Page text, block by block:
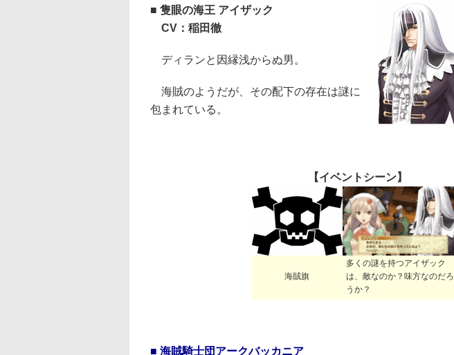
■ 隻眼の海王 アイザック
CV：稲田徹
ディランと因縁浅からぬ男。
海賊のようだが、その配下の存在は謎に
包まれている。
【イベントシーン】
海賊旗
多くの謎を持つアイザック
は、敵なのか？味方なのだろ
うか？
■ 海賊騎士団アークバッカニア